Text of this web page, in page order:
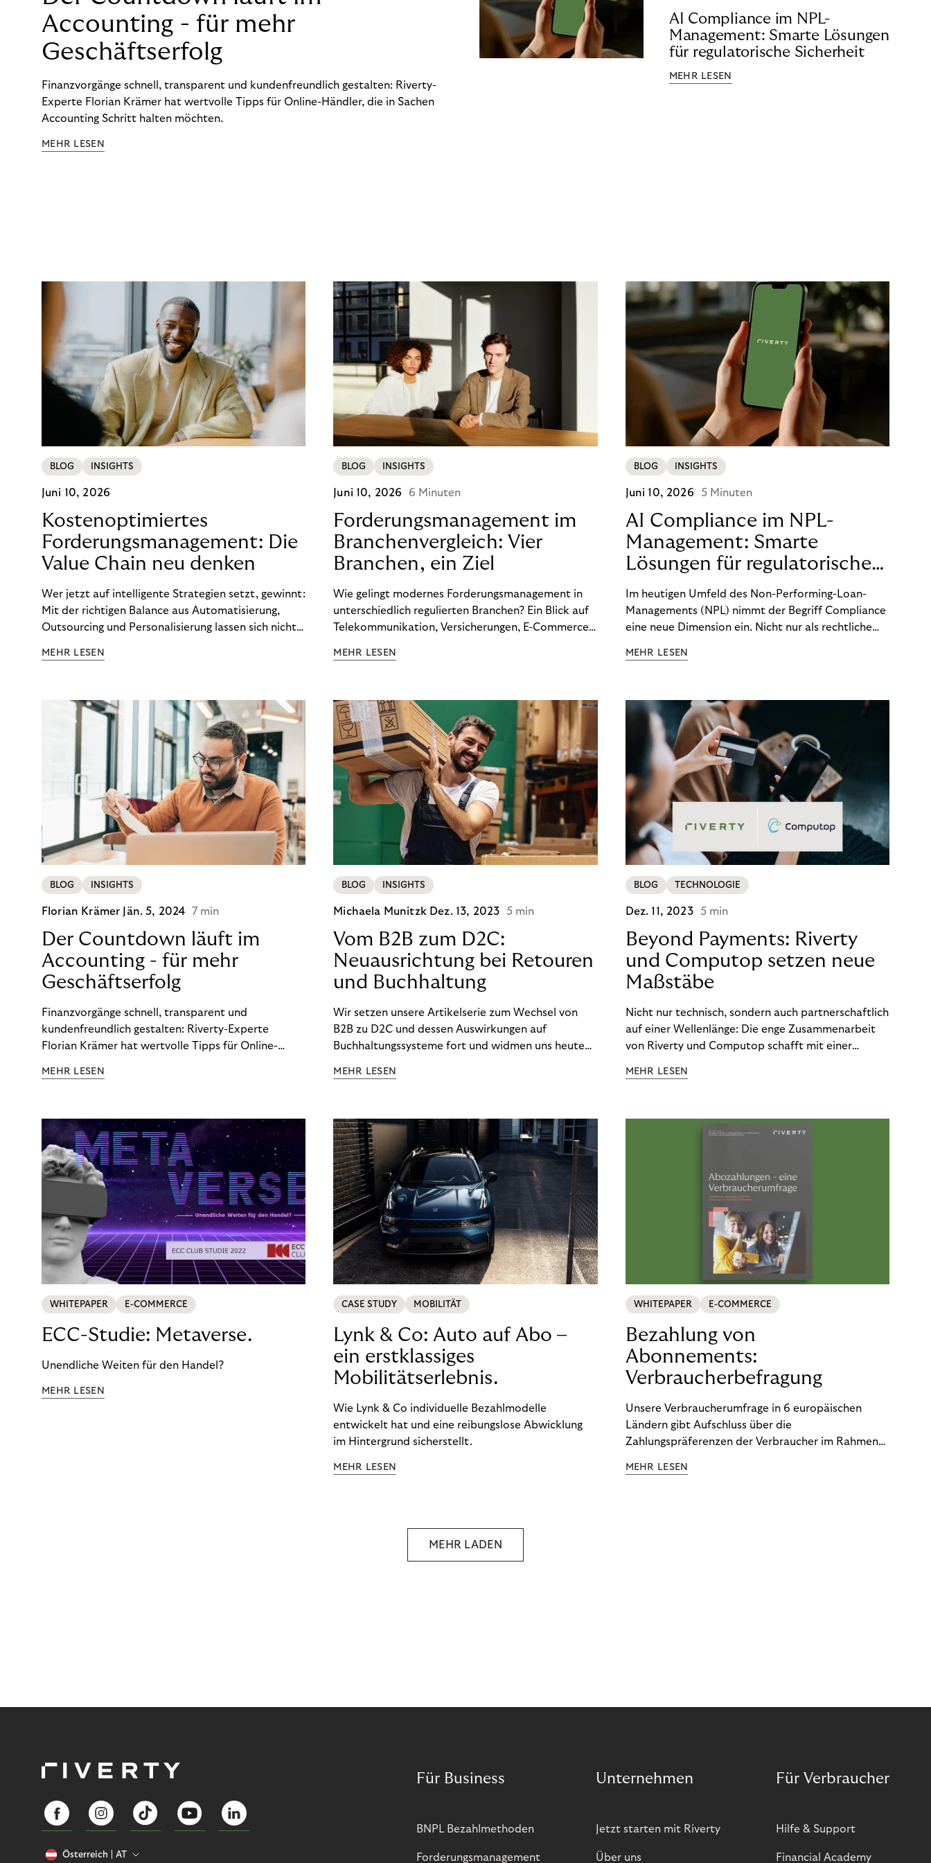
Accounting - für mehr
Geschäftserfolg
Finanzvorgänge schnell, transparent und kundenfreundlich gestalten: Riverty-
Experte Florian Krämer hat wertvolle Tipps für Online-Händler, die in Sachen
Accounting Schritt halten möchten.
MEHR LESEN
AI Compliance im NPL-
Management: Smarte Lösungen
für regulatorische Sicherheit
MEHR LESEN
BLOG INSIGHTS
Juni 10, 2026
Kostenoptimiertes
Forderungsmanagement: Die
Value Chain neu denken
Wer jetzt auf intelligente Strategien setzt, gewinnt:
Mit der richtigen Balance aus Automatisierung,
Outsourcing und Personalisierung lassen sich nicht
Ergebnisse sichern. Riverty zeigt, wie Recovery-
MEHR LESEN
BLOG INSIGHTS
Juni 10, 2026 6 Minuten
Forderungsmanagement im
Branchenvergleich: Vier
Branchen, ein Ziel
Wie gelingt modernes Forderungsmanagement in
unterschiedlich regulierten Branchen? Ein Blick auf
Telekommunikation, Versicherungen, E-Commerce
wirksam reduzieren will, braucht keine
MEHR LESEN
BLOG INSIGHTS
Juni 10, 2026 5 Minuten
AI Compliance im NPL-
Management: Smarte
Lösungen für regulatorische
Sicherheit
Im heutigen Umfeld des Non-Performing-Loan-
Managements (NPL) nimmt der Begriff Compliance
eine neue Dimension ein. Nicht nur als rechtliche
Wettbewerbsvorteil. In einem Umfeld steigender
(DSGVO) – geraten viele Unternehmen an die
Grenzen traditioneller Compliance-Mechanismen.
MEHR LESEN
BLOG INSIGHTS
Florian Krämer Jän. 5, 2024 7 min
Der Countdown läuft im
Accounting - für mehr
Geschäftserfolg
Finanzvorgänge schnell, transparent und
kundenfreundlich gestalten: Riverty-Experte
Florian Krämer hat wertvolle Tipps für Online-
möchten.
MEHR LESEN
BLOG INSIGHTS
Michaela Munitzk Dez. 13, 2023 5 min
Vom B2B zum D2C:
Neuausrichtung bei Retouren
und Buchhaltung
Wir setzen unsere Artikelserie zum Wechsel von
B2B zu D2C und dessen Auswirkungen auf
Buchhaltungssysteme fort und widmen uns heute
im D2C-Bereich.
MEHR LESEN
BLOG TECHNOLOGIE
Dez. 11, 2023 5 min
Beyond Payments: Riverty
und Computop setzen neue
Maßstäbe
Nicht nur technisch, sondern auch partnerschaftlich
auf einer Wellenlänge: Die enge Zusammenarbeit
von Riverty und Computop schafft mit einer
Zahlungsabwicklung echte Mehrwerte für Händler.
MEHR LESEN
WHITEPAPER E-COMMERCE
ECC-Studie: Metaverse.
Unendliche Weiten für den Handel?
MEHR LESEN
CASE STUDY MOBILITÄT
Lynk & Co: Auto auf Abo –
ein erstklassiges
Mobilitätserlebnis.
Wie Lynk & Co individuelle Bezahlmodelle
entwickelt hat und eine reibungslose Abwicklung
im Hintergrund sicherstellt.
MEHR LESEN
WHITEPAPER E-COMMERCE
Bezahlung von
Abonnements:
Verbraucherbefragung
Unsere Verbraucherumfrage in 6 europäischen
Ländern gibt Aufschluss über die
Zahlungspräferenzen der Verbraucher im Rahmen
Ergebnisse, um zu erfahren, wie Sie
MEHR LESEN
MEHR LADEN
Österreich AT
Für Business
BNPL Bezahlmethoden
Forderungsmanagement
Unternehmen
Jetzt starten mit Riverty
Über uns
Für Verbraucher
Hilfe & Support
Financial Academy